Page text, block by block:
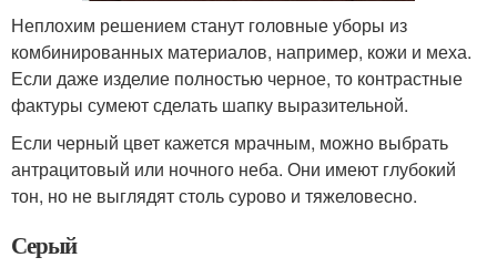
Неплохим решением станут головные уборы из
комбинированных материалов, например, кожи и меха.
Если даже изделие полностью черное, то контрастные
фактуры сумеют сделать шапку выразительной.
Если черный цвет кажется мрачным, можно выбрать
антрацитовый или ночного неба. Они имеют глубокий
тон, но не выглядят столь сурово и тяжеловесно.
Серый